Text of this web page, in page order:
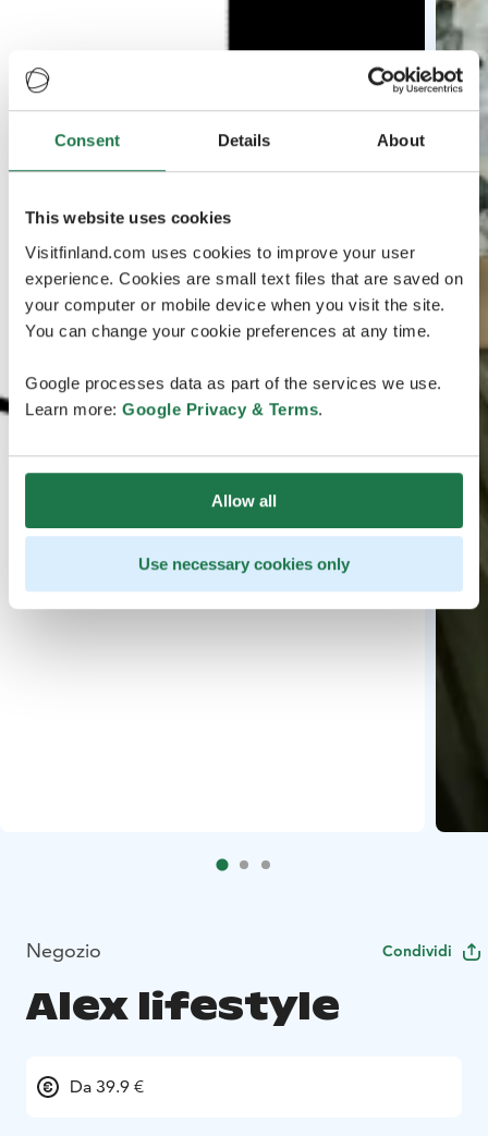
Consent Details About
This website uses cookies
Visitfinland.com uses cookies to improve your user
experience. Cookies are small text files that are saved on
your computer or mobile device when you visit the site.
You can change your cookie preferences at any time.
Google processes data as part of the services we use.
Learn more: Google Privacy & Terms.
Allow all
Use necessary cookies only
Negozio Condividi
Alex lifestyle
Da 39.9 €